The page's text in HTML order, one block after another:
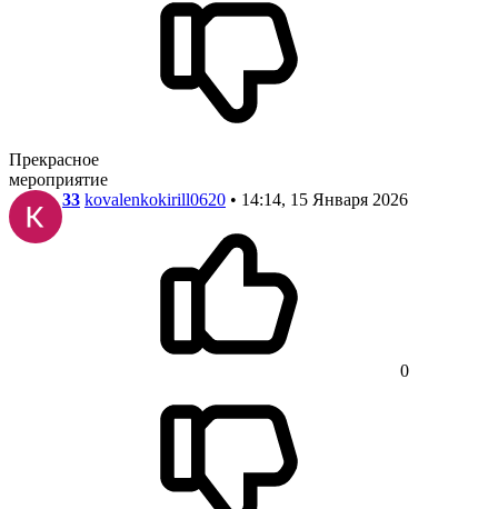
Прекрасное
мероприятие
33 kovalenkokirill0620 • 14:14, 15 Января 2026
0